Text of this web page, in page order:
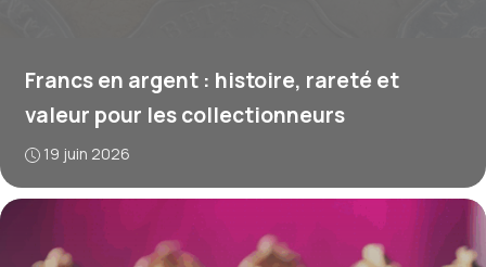
Francs en argent : histoire, rareté et
valeur pour les collectionneurs
19 juin 2026